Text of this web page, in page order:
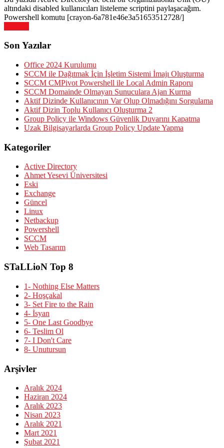
altındaki disabled kullanıcıları listeleme scriptini paylaşacağım.
Powershell komutu [crayon-6a781e46e3a51653512728/]
Son Yazılar
Office 2024 Kurulumu
SCCM ile Dağıtmak İçin İşletim Sistemi İmajı Oluşturma
SCCM CMPivot Powershell ile Local Admin Raporu
SCCM Domainde Olmayan Sunuculara Ajan Kurma
Aktif Dizinde Kullanıcının Var Olup Olmadığını Sorgulama
Aktif Dizin Toplu Kullanıcı Oluşturma 2
Group Policy ile Windows Güvenlik Duvarını Kapatma
Uzak Bilgisayarlarda Group Policy Update Yapma
Kategoriler
Active Directory
Ahmet Yesevi Üniversitesi
Eski
Exchange
Güncel
Linux
Netbackup
Powershell
SCCM
Web Tasarım
STaLLioN Top 8
1- Nothing Else Matters
2- Hoşçakal
3- Set Fire to the Rain
4- İsyan
5- One Last Goodbye
6- Teslim Ol
7- I Don't Care
8- Unutursun
Arşivler
Aralık 2024
Haziran 2024
Aralık 2023
Nisan 2023
Aralık 2021
Mart 2021
Şubat 2021